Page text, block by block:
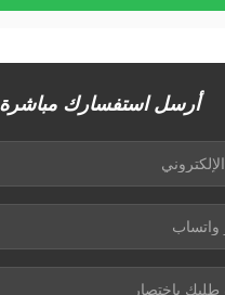
أرسل استفسارك مباشرة إلينا